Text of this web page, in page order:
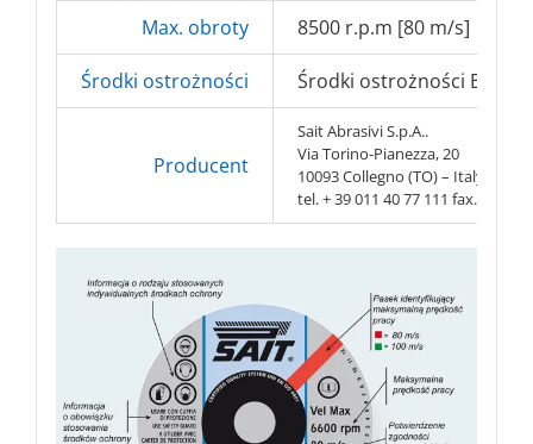
Max. obroty 8500 r.p.m [80 m/s]
Środki ostrożności Środki ostrożności BHP
Producent
Sait Abrasivi S.p.A..
Via Torino-Pianezza, 20
10093 Collegno (TO) – Italy
tel. + 39 011 40 77 111 fax. + 39